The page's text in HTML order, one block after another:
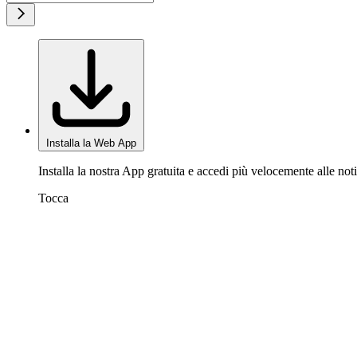
Installa la Web App
Installa la nostra App gratuita e accedi più velocemente alle
Tocca